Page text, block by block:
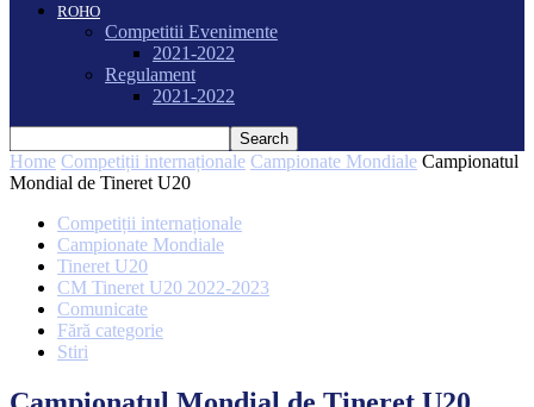
ROHO
Competitii Evenimente
2021-2022
Regulament
2021-2022
Home Competiții internaționale Campionate Mondiale Campionatul
Mondial de Tineret U20
Competiții internaționale
Campionate Mondiale
Tineret U20
CM Tineret U20 2022-2023
Comunicate
Fără categorie
Stiri